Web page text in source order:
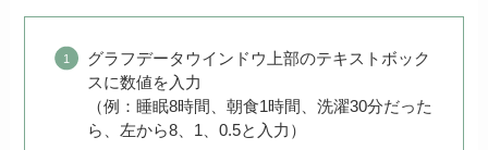
グラフデータウインドウ上部のテキストボック
スに数値を入力
（例：睡眠8時間、朝食1時間、洗濯30分だった
ら、左から8、1、0.5と入力）